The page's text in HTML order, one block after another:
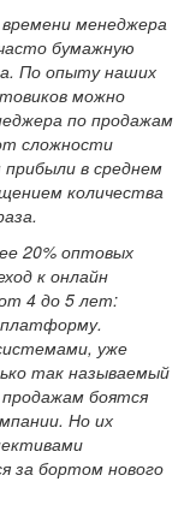
менеджера
бумажную
По опыту наших
можно
по продажам
сложности
в среднем
количества
20% оптовых
к онлайн
4 до 5 лет:
уже
так называемый
боятся
Но их
за бортом нового